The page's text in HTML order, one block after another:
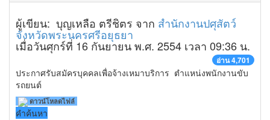
ผู้เขียน: บุญเหลือ ตรีชิตร จาก สำนักงานปศุสัตว์
จังหวัดพระนครศรีอยุธยา
เมื่อวันศุกร์ที่ 16 กันยายน พ.ศ. 2554 เวลา 09:36 น.
อ่าน 4,701
ประกาศรับสมัครบุคคลเพื่อจ้างเหมาบริการ ตำแหน่งพนักงานขับ
รถยนต์
ดาวน์โหลดไฟล์
คำค้นหา